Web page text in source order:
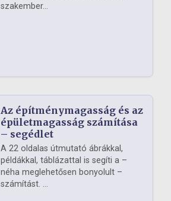
szakember...
Az építménymagasság és az
épületmagasság számítása
– segédlet
A 22 oldalas útmutató ábrákkal,
példákkal, táblázattal is segíti a –
néha meglehetősen bonyolult –
számítást. ...